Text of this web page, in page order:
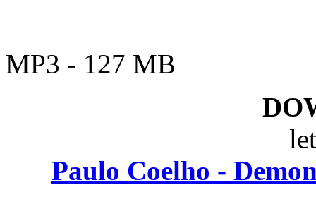
MP3 - 127 MB
Paulo Coelho -